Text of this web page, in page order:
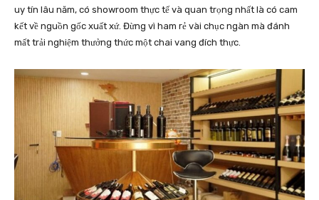
uy tín lâu năm, có showroom thực tế và quan trọng nhất là có cam
kết về nguồn gốc xuất xứ. Đừng vì ham rẻ vài chục ngàn mà đánh
mất trải nghiệm thưởng thức một chai vang đích thực.